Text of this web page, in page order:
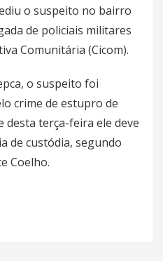
o suspeito no bairro
de policiais militares
Comunitária (Cicom).
o suspeito foi
crime de estupro de
desta terça-feira ele deve
de custódia, segundo
Coelho.